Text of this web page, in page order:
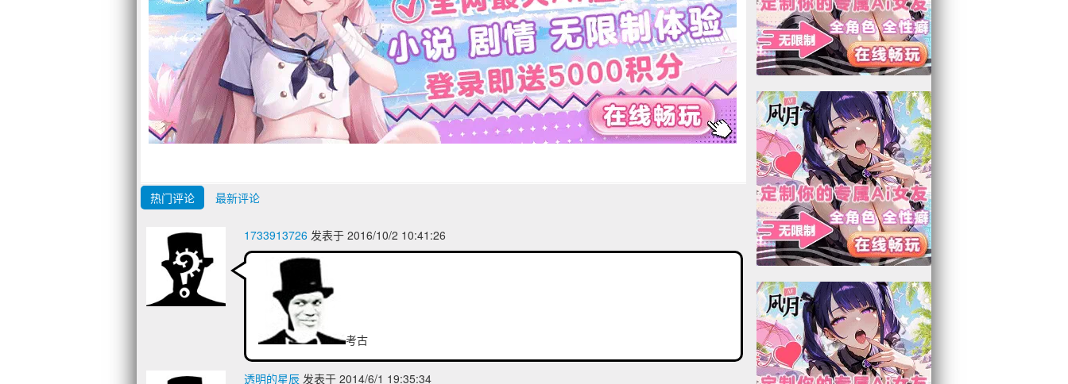
热门评论 最新评论
1733913726 发表于 2016/10/2 10:41:26
考古
透明的星辰发表于 2014/6/1 19:35:34